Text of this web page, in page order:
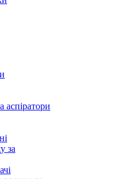
аспіратори
за